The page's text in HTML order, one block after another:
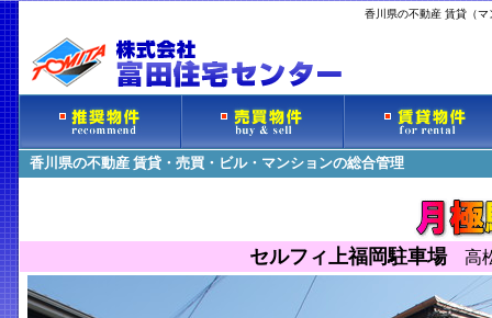
香川県の不動産 賃貸（
香川県の不動産 賃貸・売買・ビル・マンションの総合管理
セルフィ上福岡駐車場高松